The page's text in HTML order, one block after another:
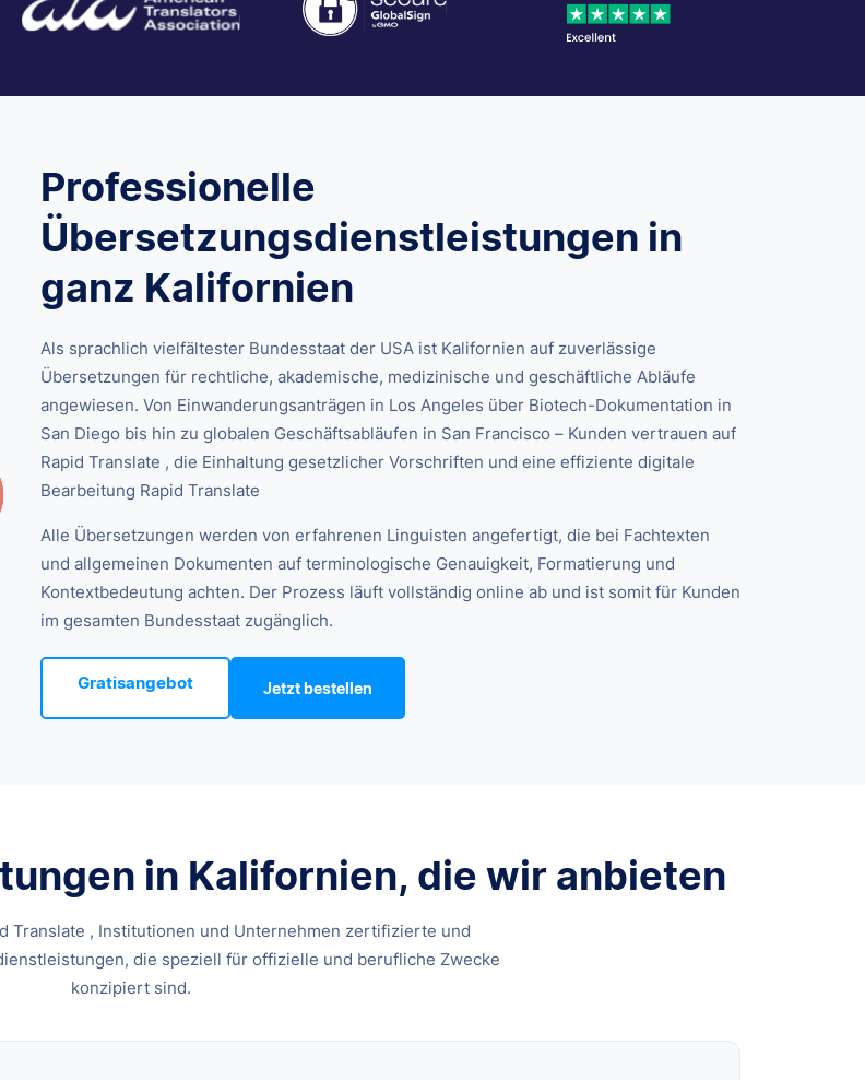
Professionelle
Übersetzungsdienstleistungen in
ganz Kalifornien
Als sprachlich vielfältester Bundesstaat der USA ist Kalifornien auf zuverlässige
Übersetzungen für rechtliche, akademische, medizinische und geschäftliche Abläufe
angewiesen. Von Einwanderungsanträgen in Los Angeles über Biotech-Dokumentation in
San Diego bis hin zu globalen Geschäftsabläufen in San Francisco – Kunden vertrauen auf
Rapid Translate , die Einhaltung gesetzlicher Vorschriften und eine effiziente digitale
Bearbeitung Rapid Translate
Alle Übersetzungen werden von erfahrenen Linguisten angefertigt, die bei Fachtexten
und allgemeinen Dokumenten auf terminologische Genauigkeit, Formatierung und
Kontextbedeutung achten. Der Prozess läuft vollständig online ab und ist somit für Kunden
im gesamten Bundesstaat zugänglich.
Gratisangebot Jetzt bestellen
in Kalifornien, die wir anbieten
Translate , Institutionen und Unternehmen zertifizierte und
die speziell für offizielle und berufliche Zwecke
konzipiert sind.